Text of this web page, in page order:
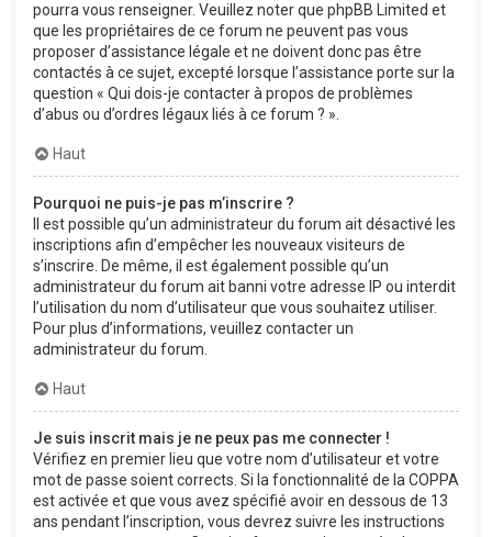
pourra vous renseigner. Veuillez noter que phpBB Limited et
que les propriétaires de ce forum ne peuvent pas vous
proposer d’assistance légale et ne doivent donc pas être
contactés à ce sujet, excepté lorsque l’assistance porte sur la
question « Qui dois-je contacter à propos de problèmes
d’abus ou d’ordres légaux liés à ce forum ? ».
Haut
Pourquoi ne puis-je pas m’inscrire ?
Il est possible qu’un administrateur du forum ait désactivé les
inscriptions afin d’empêcher les nouveaux visiteurs de
s’inscrire. De même, il est également possible qu’un
administrateur du forum ait banni votre adresse IP ou interdit
l’utilisation du nom d’utilisateur que vous souhaitez utiliser.
Pour plus d’informations, veuillez contacter un
administrateur du forum.
Haut
Je suis inscrit mais je ne peux pas me connecter !
Vérifiez en premier lieu que votre nom d’utilisateur et votre
mot de passe soient corrects. Si la fonctionnalité de la COPPA
est activée et que vous avez spécifié avoir en dessous de 13
ans pendant l’inscription, vous devrez suivre les instructions